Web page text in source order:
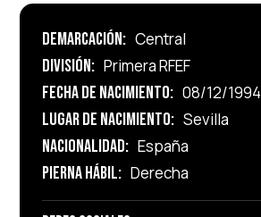
Demarcación: Central
División: Primera RFEF
Fecha de Nacimiento: 08/12/1994
Lugar de Nacimiento: Sevilla
Nacionalidad: España
Pierna Hábil: Derecha